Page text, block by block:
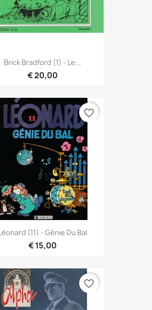
Brick Bradford (1) - Le...
€ 20,00
(11) - Génie Du Bal
€ 15,00
favorite_border
favorite_border